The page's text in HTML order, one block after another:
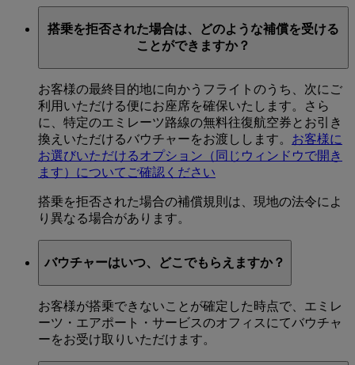
搭乗を拒否された場合は、どのような補償を受ける
ことができますか？
お客様の最終目的地に向かうフライトのうち、次にご
利用いただける便にお座席を確保いたします。さら
に、特定のエミレーツ路線の無料往復航空券とお引き
換えいただけるバウチャーをお渡しします。 お客様に
お選びいただけるオプション （同じウィンドウで開き
ます） についてご確認ください
搭乗を拒否された場合の補償規則は、現地の法令によ
り異なる場合があります。
バウチャーはいつ、どこでもらえますか？
お客様が搭乗できないことが確定した時点で、エミレ
ーツ・エアポート・サービスのオフィスにてバウチャ
ーをお受け取りいただけます。